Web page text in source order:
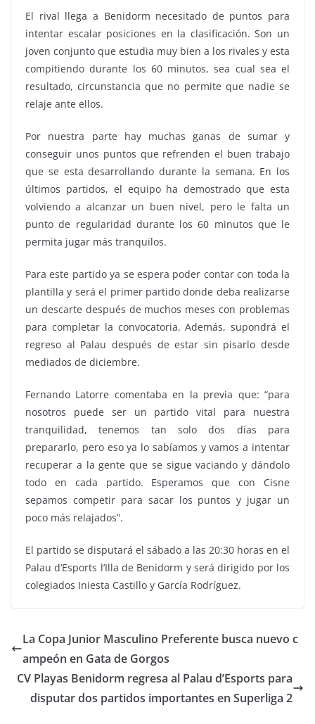
El rival llega a Benidorm necesitado de puntos para
intentar escalar posiciones en la clasificación. Son un
joven conjunto que estudia muy bien a los rivales y esta
compitiendo durante los 60 minutos, sea cual sea el
resultado, circunstancia que no permite que nadie se
relaje ante ellos.
Por nuestra parte hay muchas ganas de sumar y
conseguir unos puntos que refrenden el buen trabajo
que se esta desarrollando durante la semana. En los
últimos partidos, el equipo ha demostrado que esta
volviendo a alcanzar un buen nivel, pero le falta un
punto de regularidad durante los 60 minutos que le
permita jugar más tranquilos.
Para este partido ya se espera poder contar con toda la
plantilla y será el primer partido donde deba realizarse
un descarte después de muchos meses con problemas
para completar la convocatoria. Además, supondrá el
regreso al Palau después de estar sin pisarlo desde
mediados de diciembre.
Fernando Latorre comentaba en la previa que: “para
nosotros puede ser un partido vital para nuestra
tranquilidad, tenemos tan solo dos días para
prepararlo, pero eso ya lo sabíamos y vamos a intentar
recuperar a la gente que se sigue vaciando y dándolo
todo en cada partido. Esperamos que con Cisne
sepamos competir para sacar los puntos y jugar un
poco más relajados”.
El partido se disputará el sábado a las 20:30 horas en el
Palau d’Esports l’Illa de Benidorm y será dirigido por los
colegiados Iniesta Castillo y García Rodríguez.
La Copa Junior Masculino Preferente busca nuevo c
ampeón en Gata de Gorgos
CV Playas Benidorm regresa al Palau d’Esports para
disputar dos partidos importantes en Superliga 2